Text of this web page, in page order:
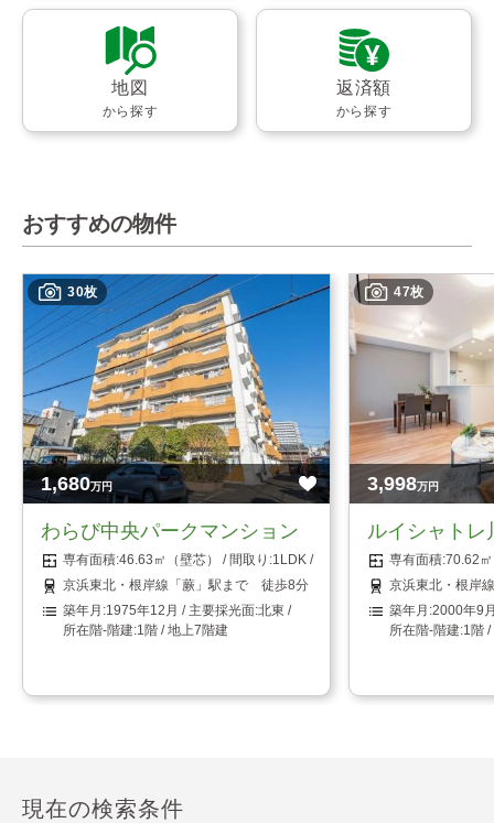
地図
から探す
返済額
から探す
おすすめの物件
30枚
1,680万円
わらび中央パークマンション
46.63㎡（壁芯）
1LDK
京浜東北・根岸線「蕨」駅まで 徒歩8分
1975年12月
北東
1階 / 地上7階建
47枚
3,998万円
ルイシャトレ
70.62
京浜東北・根岸
2000年9
1階
現在の検索条件